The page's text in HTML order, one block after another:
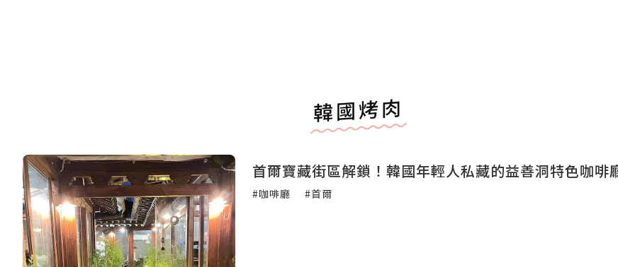
韓國烤肉
首爾寶藏街區解鎖！韓國年輕人私藏的益善洞特色咖啡
#咖啡廳 #首爾